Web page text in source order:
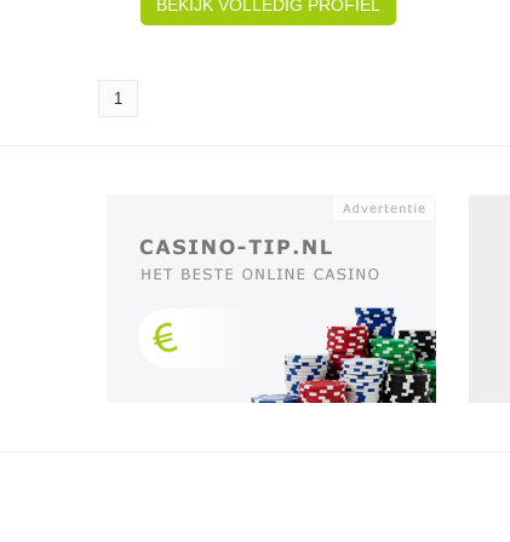
BEKIJK VOLLEDIG PROFIEL
1